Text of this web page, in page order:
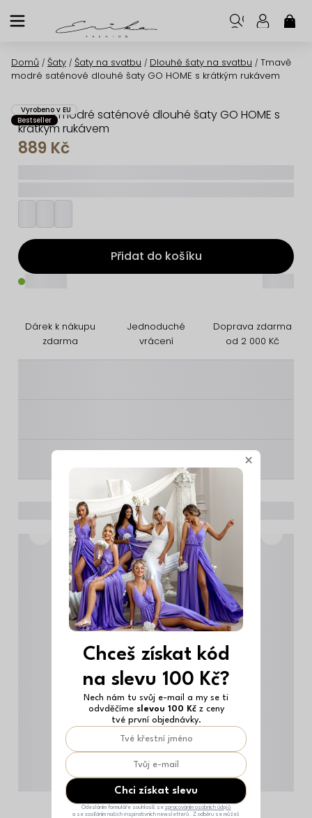
na
Domů / Šaty / Šaty na svatbu / Dlouhé šaty na svatbu / Tmavě
modré saténové dlouhé šaty GO HOME s krátkým rukávem
Tmavě modré saténové dlouhé šaty GO HOME s
krátkým rukávem
Vyrobeno v EU
Bestseller
889 Kč
Přidat do košíku
Dárek k nákupu
zdarma
Jednoduché
vrácení
Doprava zdarma
od 2 000 Kč
________ ×
Chceš získat kód
na slevu 100 Kč?
Nech nám tu svůj e-mail a my se ti
odvděčíme slevou 100 Kčz ceny
tvé první objednávky.
Chci získat slevu
Odesláním formuláře souhlasíš se zpracováním osobních údajů
a se zasíláním našich inspirativních newsletterů. Z odběru se můžeš